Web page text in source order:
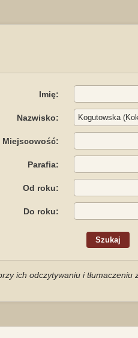
Imię:
Nazwisko:
Miejscowość:
Parafia:
Od roku:
Do roku:
ich odczytywaniu i tłumaczeniu